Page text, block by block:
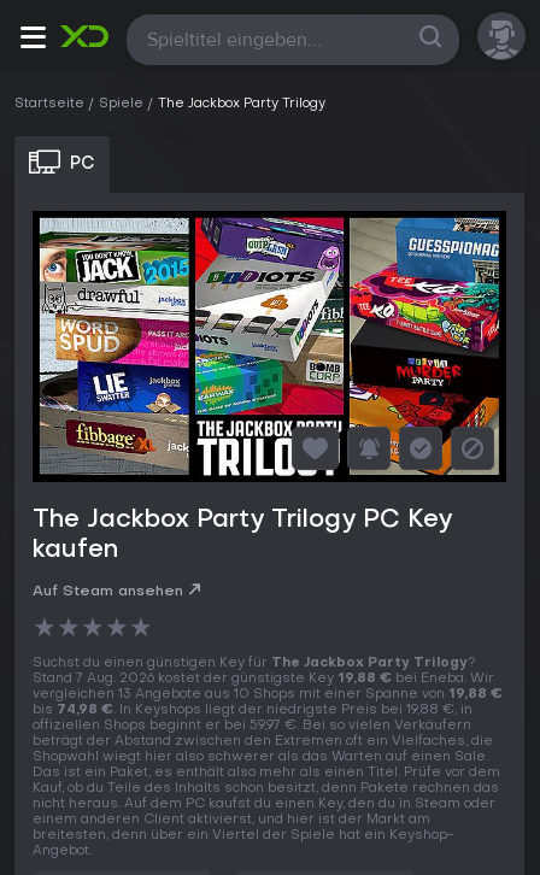
Alle
Startseite Spiele The Jackbox Party Trilogy
PC
The Jackbox Party Trilogy PC Key
kaufen
Auf Steam ansehen
★★★★★
Suchst du einen günstigen Key für The Jackbox Party Trilogy?
Stand 7 Aug. 2026 kostet der günstigste Key 19,88 € bei Eneba. Wir
vergleichen 13 Angebote aus 10 Shops mit einer Spanne von 19,88 €
bis 74,98 €. In Keyshops liegt der niedrigste Preis bei 19,88 €, in
offiziellen Shops beginnt er bei 59,97 €. Bei so vielen Verkäufern
beträgt der Abstand zwischen den Extremen oft ein Vielfaches, die
Shopwahl wiegt hier also schwerer als das Warten auf einen Sale.
Das ist ein Paket, es enthält also mehr als einen Titel. Prüfe vor dem
Kauf, ob du Teile des Inhalts schon besitzt, denn Pakete rechnen das
nicht heraus. Auf dem PC kaufst du einen Key, den du in Steam oder
einem anderen Client aktivierst, und hier ist der Markt am
breitesten, denn über ein Viertel der Spiele hat ein Keyshop-
Angebot.